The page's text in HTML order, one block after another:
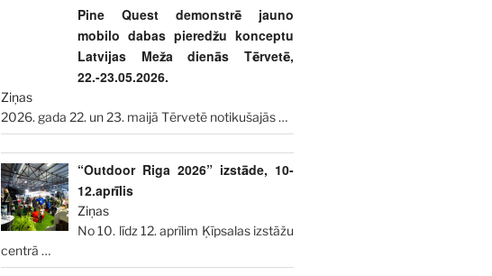
Pine Quest demonstrē jauno
mobilo dabas pieredžu konceptu
Latvijas Meža dienās Tērvetē,
22.-23.05.2026.
Ziņas
2026. gada 22. un 23. maijā Tērvetē notikušajās…
“Outdoor Riga 2026” izstāde, 10-
12.aprīlis
Ziņas
No 10. līdz 12. aprīlim Ķīpsalas izstāžu
centrā …